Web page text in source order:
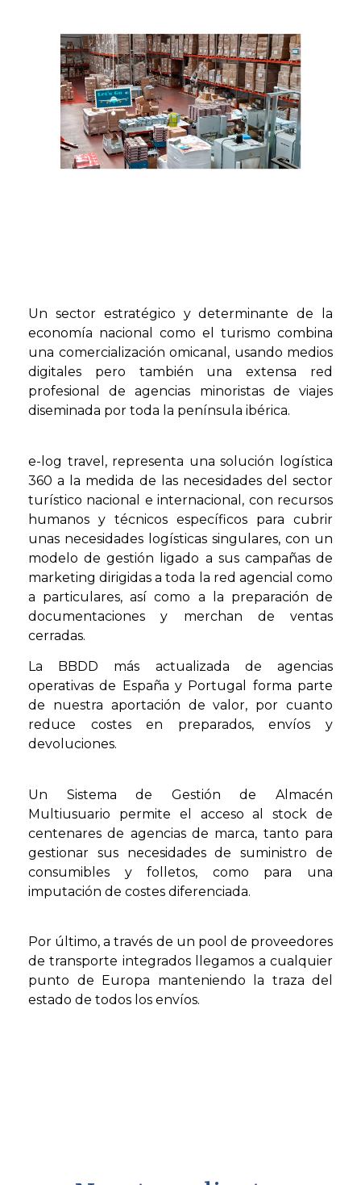
Un sector estratégico y determinante de la
economía nacional como el turismo combina
una comercialización omicanal, usando medios
digitales pero también una extensa red
profesional de agencias minoristas de viajes
diseminada por toda la península ibérica.
e-log travel, representa una solución logística
360 a la medida de las necesidades del sector
turístico nacional e internacional, con recursos
humanos y técnicos específicos para cubrir
unas necesidades logísticas singulares, con un
modelo de gestión ligado a sus campañas de
marketing dirigidas a toda la red agencial como
a particulares, así como a la preparación de
documentaciones y merchan de ventas
cerradas.
La BBDD más actualizada de agencias
operativas de España y Portugal forma parte
de nuestra aportación de valor, por cuanto
reduce costes en preparados, envíos y
devoluciones.
Un Sistema de Gestión de Almacén
Multiusuario permite el acceso al stock de
centenares de agencias de marca, tanto para
gestionar sus necesidades de suministro de
consumibles y folletos, como para una
imputación de costes diferenciada.
Por último, a través de un pool de proveedores
de transporte integrados llegamos a cualquier
punto de Europa manteniendo la traza del
estado de todos los envíos.